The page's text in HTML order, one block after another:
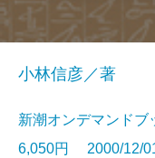
小林信彦／著
新潮オンデマンド
6,050円 2000/12/